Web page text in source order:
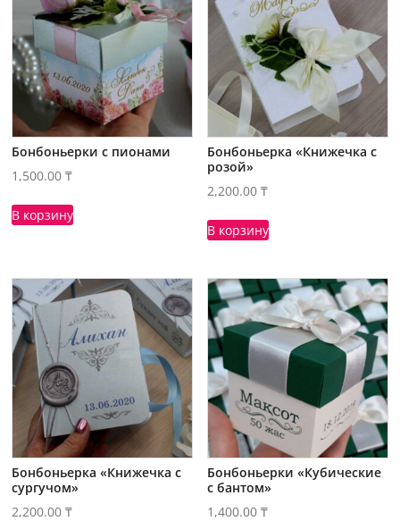
Бонбоньерки с пионами
1,500.00₸
В корзину
Бонбоньерка «Книжечка с
розой»
2,200.00₸
В корзину
Бонбоньерка «Книжечка с
сургучом»
2,200.00₸
Бонбоньерки «Кубические
с бантом»
1,400.00₸